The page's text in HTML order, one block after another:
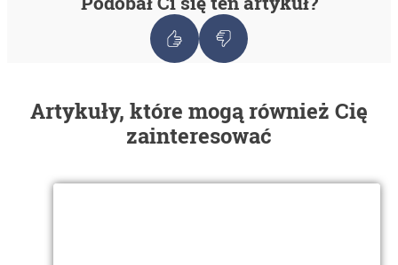
Artykuły, które mogą również Cię
zainteresować